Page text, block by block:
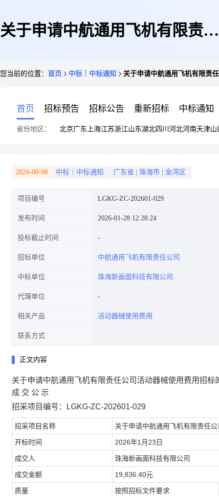
关于申请中航通用飞机有限责任
您当前的位置： 首页 中标｜中标通知 关于申请中航通用飞机有限责
首页 招标预告 招标公告 重新招标 中标通知
省份地区： 北京广东 上海江苏浙江山东湖北四川 河北河南天津山
2026-08-08 中标｜中标通知 广东省 珠海市 金湾区
项目编号 LGKG-ZC-202601-029
发布时间 2026-01-28 12:28:24
投标截止时间
招标单位 中航通用飞机有限责任公司
中标单位 珠海新画面科技有限公司
代理单位
相关产品 活动器械使用费用
联系方式
正文内容
关于申请中航通用飞机有限责任公司活动器械使用费用招标
成 交 公 示
招采项目编号：
LGKG-ZC-202601-029
招采项目名称 关于申请中航通用飞机有限责任
开标时间 2026年1 月 23 日
成交人 珠海新画面科技有限公司
成交金额 19,836.40元
质量 按照招标文件要求